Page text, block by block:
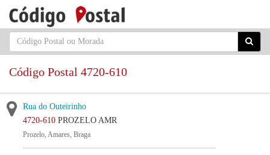
Código Postal 4720-610
Rua do Outeirinho
4720-610 PROZELO AMR
Prozelo, Amares, Braga